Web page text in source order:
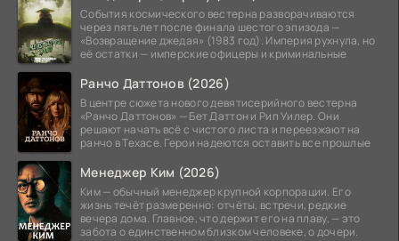
События космического вестерна разворачиваются
через пять лет после финала шестого эпизода —
«Возвращение джедая» (1983 год). Империя рухнула, но
её остатки — имперские офицеры и криминальные
Ранчо Даттонов (2026)
В центре сюжета нового девятисерийного вестерна
«Ранчо Даттонов» — Бет Даттон и Рип Уилер. Они
решают начать всё с чистого листа и переезжают на
ранчо в Техасе. Герои надеются оставить все прошлые
Менеджер Ким (2026)
Ким — обычный менеджер крупной корпорации. Его
жизнь течёт размеренно: отчёты, встречи, редкие
вечера дома. Главное, что держит его на плаву, — это
забота о единственном близком человеке, о дочери.